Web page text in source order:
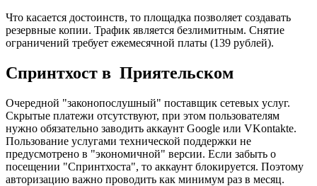
Что касается достоинств, то площадка позволяет создавать
резервные копии. Трафик является безлимитным. Снятие
ограничений требует ежемесячной платы (139 рублей).
Спринтхост в Приятельском
Очередной "законопослушный" поставщик сетевых услуг.
Скрытые платежи отсутствуют, при этом пользователям
нужно обязательно заводить аккаунт Google или VKontakte.
Пользование услугами технической поддержки не
предусмотрено в "экономичной" версии. Если забыть о
посещении "Спринтхоста", то аккаунт блокируется. Поэтому
авторизацию важно проводить как минимум раз в месяц.